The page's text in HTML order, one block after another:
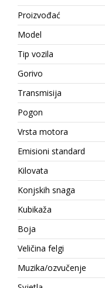
Proizvođać
Model
Tip vozila
Gorivo
Transmisija
Pogon
Vrsta motora
Emisioni standard
Kilovata
Konjskih snaga
Kubikaža
Boja
Veličina felgi
Muzika/ozvučenje